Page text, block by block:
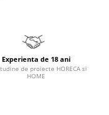
Experienta de 18 ani
de proiecte HORECA si
HOME